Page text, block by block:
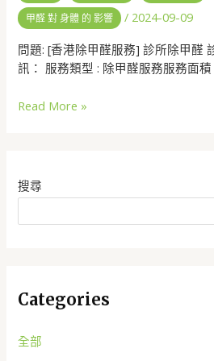
搜尋
Categories
全部
甲醛 對 身體 的 影響 / 2024-09-09
問題: [香港除甲醛服務] 診所除甲醛
訊： 服務類型 : 除甲醛服務服務面
Read More »